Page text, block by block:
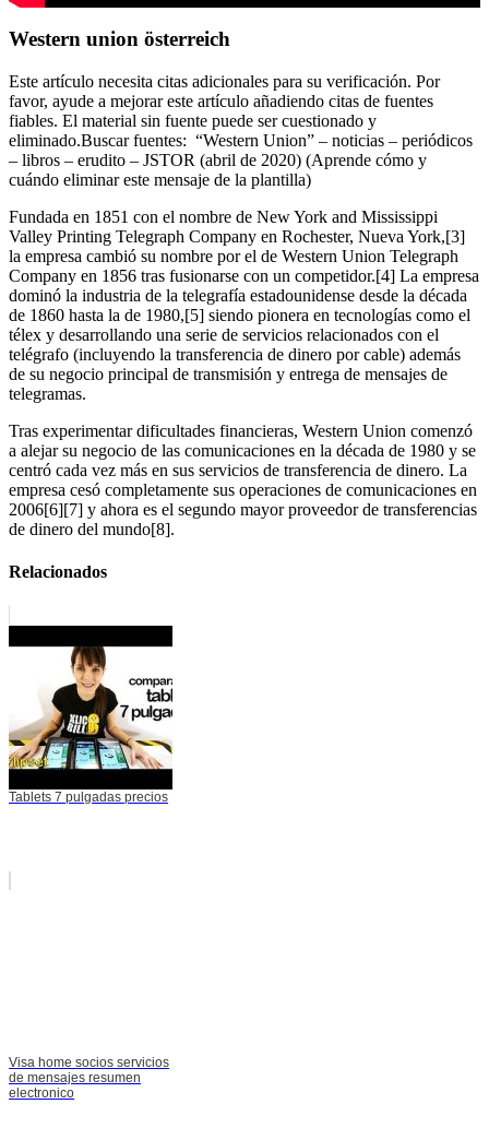
Western union österreich
Este artículo necesita citas adicionales para su verificación. Por
favor, ayude a mejorar este artículo añadiendo citas de fuentes
fiables. El material sin fuente puede ser cuestionado y
eliminado.Buscar fuentes: “Western Union” – noticias – periódicos
– libros – erudito – JSTOR (abril de 2020) (Aprende cómo y
cuándo eliminar este mensaje de la plantilla)
Fundada en 1851 con el nombre de New York and Mississippi
Valley Printing Telegraph Company en Rochester, Nueva York,[3]
la empresa cambió su nombre por el de Western Union Telegraph
Company en 1856 tras fusionarse con un competidor.[4] La empresa
dominó la industria de la telegrafía estadounidense desde la década
de 1860 hasta la de 1980,[5] siendo pionera en tecnologías como el
télex y desarrollando una serie de servicios relacionados con el
telégrafo (incluyendo la transferencia de dinero por cable) además
de su negocio principal de transmisión y entrega de mensajes de
telegramas.
Tras experimentar dificultades financieras, Western Union comenzó
a alejar su negocio de las comunicaciones en la década de 1980 y se
centró cada vez más en sus servicios de transferencia de dinero. La
empresa cesó completamente sus operaciones de comunicaciones en
2006[6][7] y ahora es el segundo mayor proveedor de transferencias
de dinero del mundo[8].
Relacionados
Tablets 7 pulgadas precios
Visa home socios servicios
de mensajes resumen
electronico